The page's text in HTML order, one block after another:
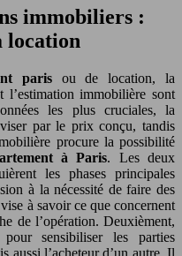
immobiliers :
location
parisou de location, la
l’estimation immobilière sont
les plus cruciales, la
par le prix conçu, tandis
procure la possibilité
à Paris. Les deux
les phases principales
à la nécessité de faire des
à savoir ce que concernent
de l’opération. Deuxièment,
sensibiliser les parties
aussi l’acheteur d’un autre. Il